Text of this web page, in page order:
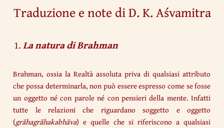
Traduzione e note di D. K. Aśvamitra
La natura di Brahman
Brahman, ossia la Realtà assoluta priva di qualsiasi attributo
che possa determinarla, non può essere espresso come se fosse
un oggetto né con parole né con pensieri della mente. Infatti
tutte le relazioni che riguardano soggetto e oggetto
(grāhagrāhakabhāva) e quelle che si riferiscono a qualsiasi